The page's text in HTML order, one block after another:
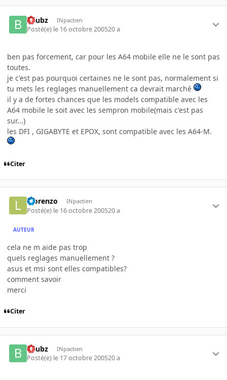
beubz INpactien
Posté(e) le 16 octobre 200520 a
ben pas forcement, car pour les A64 mobile elle ne le sont pas
toutes.
je c'est pas pourquoi certaines ne le sont pas, normalement si
tu mets les reglages manuellement ca devrait marché
il y a de fortes chances que les models compatible avec les
A64 mobile le soit avec les sempron mobile(mais c'est pas
sur...)
les DFI , GIGABYTE et EPOX, sont compatible avec les A64-M.
Citer
loorenzo INpactien
Posté(e) le 16 octobre 200520 a
AUTEUR
cela ne m aide pas trop
quels reglages manuellement ?
asus et msi sont elles compatibles?
comment savoir
merci
Citer
beubz INpactien
Posté(e) le 17 octobre 200520 a